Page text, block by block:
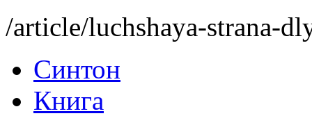
/article/luchshaya-strana-
Синтон
Книга